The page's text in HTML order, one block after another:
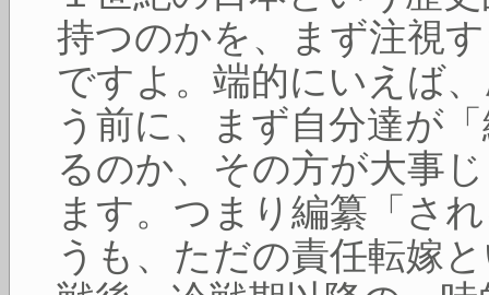
持つのかを、まず注視
ですよ。端的にいえば
う前に、まず自分達が
るのか、その方が大事
ます。つまり編纂「さ
うも、ただの責任転嫁